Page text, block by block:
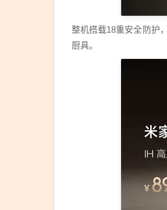
整机搭载18重安全防护
厨具。